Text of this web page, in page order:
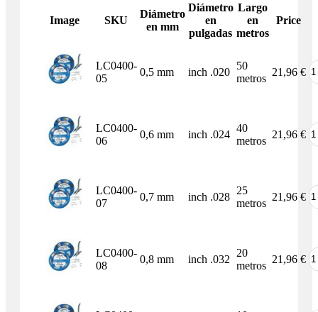
Image SKU
Diámetro
en mm
Diámetro
en
pulgadas
Largo
en
metros
Price
LC0400-
05
0,5 mm inch .020
50
metros
21,96 €
LC0400-
06
0,6 mm inch .024
40
metros
21,96 €
LC0400-
07
0,7 mm inch .028
25
metros
21,96 €
LC0400-
08
0,8 mm inch .032
20
metros
21,96 €